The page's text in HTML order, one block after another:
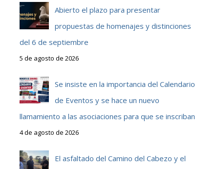
Abierto el plazo para presentar
propuestas de homenajes y distinciones
del 6 de septiembre
5 de agosto de 2026
Se insiste en la importancia del Calendario
de Eventos y se hace un nuevo
llamamiento a las asociaciones para que se inscriban
4 de agosto de 2026
El asfaltado del Camino del Cabezo y el